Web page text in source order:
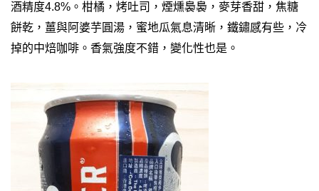
酒精度4.8%。柑橘，烤吐司，煙燻裊裊，麥芽香甜，焦糖
餅乾，薑與阿婆芋圓湯，蜜地瓜氣息清晰，鐵鏽感有些，冷
掉的中焙咖啡。香氣強度不錯，變化性也是。